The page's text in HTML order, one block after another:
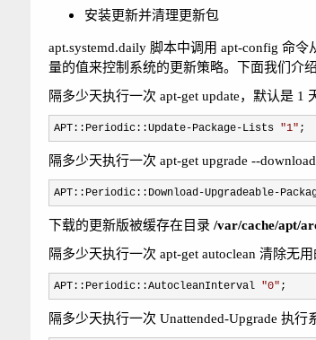
安装更新并清理更新包
apt.systemd.daily 脚本中调用 apt-config 命令
量的值来控制系统的更新策略。下面我们介
隔多少天执行一次 apt-get update，默认是 1
APT::Periodic::Update-Package-Lists "1" ;
隔多少天执行一次 apt-get upgrade --
APT::Periodic::Download-Upgradeable-
下载的更新版被缓存在目录 /var/cache/apt/
隔多少天执行一次 apt-get autoclean 清除无
APT::Periodic::AutocleanInterval "0" ;
隔多少天执行一次 Unattended-Upgrade 执